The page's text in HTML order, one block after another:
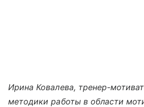
Ирина Ковалева, тренер-
методики работы в области